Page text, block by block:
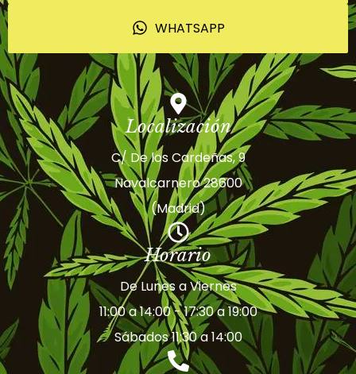
WHATSAPP
Localización
C/ De los Cardeñas, 9
Navalcarnero 28600
(Madrid)
Horario
De Lunes a Viernes
11:00 a 14:00 - 17:30 a 19:00
Sábados 11:30 a 14:00